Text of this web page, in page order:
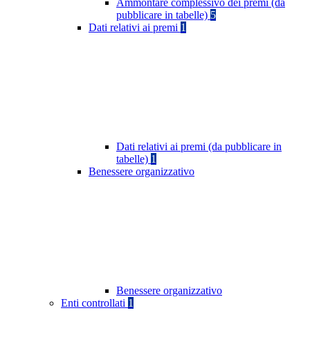
Ammontare complessivo dei premi (da
pubblicare in tabelle) 5
Dati relativi ai premi 1
Dati relativi ai premi (da pubblicare in
tabelle) 1
Benessere organizzativo
Benessere organizzativo
Enti controllati 1